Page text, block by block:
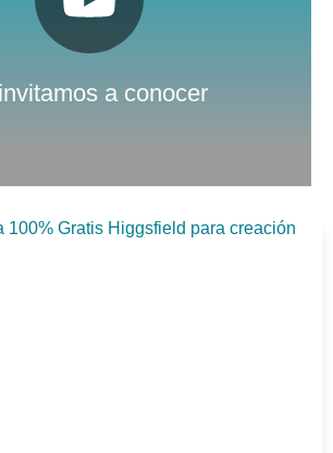
a conocer
Pulsa aquí